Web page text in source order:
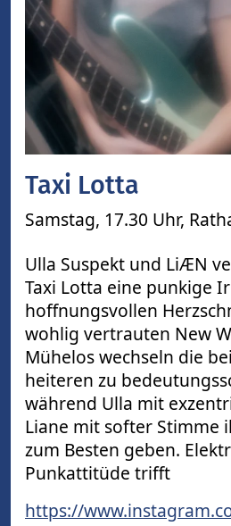
Taxi Lotta
Samstag, 17.30 Uhr,
Ulla Suspekt und LiÆN
Taxi Lotta eine punkige
hoffnungsvollen
wohlig vertrauten New
Mühelos wechseln die
heiteren zu
während Ulla mit
Liane mit softer Stimme
zum Besten geben.
Punkattitüde trifft
https://